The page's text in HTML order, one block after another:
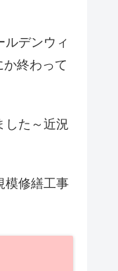
ルデンウィ
終わって
した～近況
模修繕工事